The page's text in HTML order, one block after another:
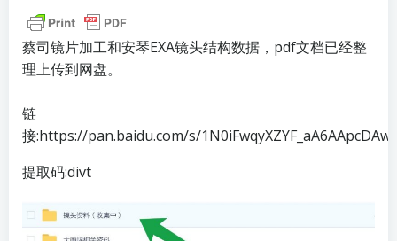
蔡司镜片加工和安琴EXA镜头结构数据，pdf文档已经整
理上传到网盘。
链
接:https://pan.baidu.com/s/1N0iFwqyXZYF_aA6AApcDAw
提取码:divt